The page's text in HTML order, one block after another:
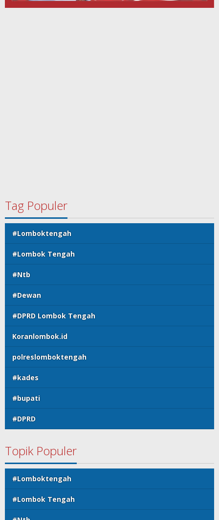
Tag Populer
#Lomboktengah
#Lombok Tengah
#Ntb
#Dewan
#DPRD Lombok Tengah
Koranlombok.id
polreslomboktengah
#kades
#bupati
#DPRD
Topik Populer
#Lomboktengah
#Lombok Tengah